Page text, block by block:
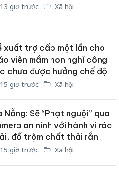
13 giờ trước Xã hội
xuất trợ cấp một lần cho
viên mầm non nghỉ công
chưa được hưởng chế độ
15 giờ trước Xã hội
Nẵng: Sẽ “Phạt nguội” qua
an ninh với hành vi rác
đổ trộm chất thải rắn
15 giờ trước Xã hội